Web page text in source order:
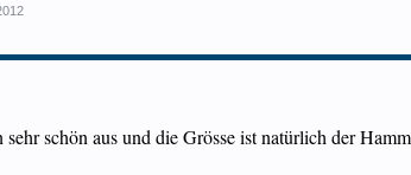
sehr schön aus und die Grösse ist natürlich der